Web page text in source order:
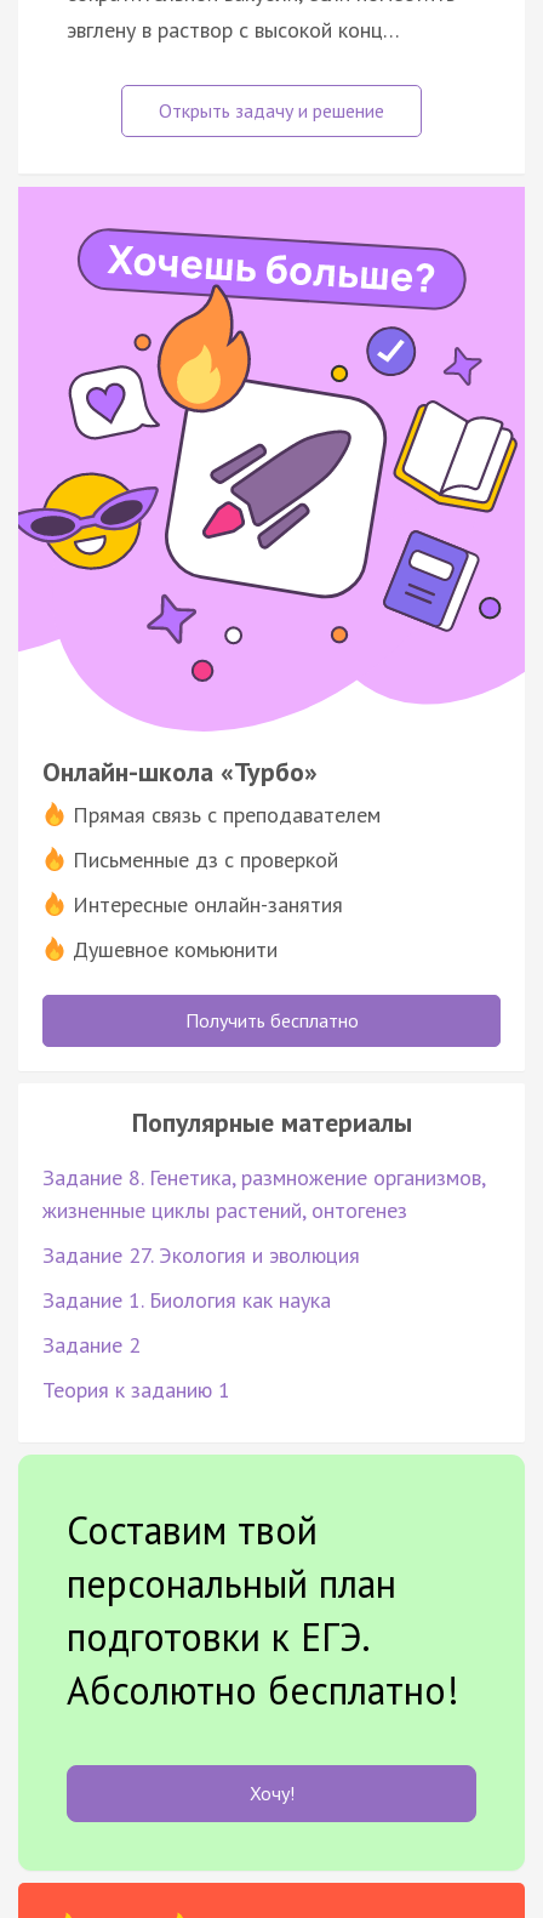
эвглену в раствор с высокой конц…
Онлайн-школа «Турбо»
Прямая связь с преподавателем
Письменные дз с проверкой
Интересные онлайн-занятия
Душевное комьюнити
Получить бесплатно
Популярные материалы
Задание 8. Генетика, размножение организмов,
жизненные циклы растений, онтогенез
Задание 27. Экология и эволюция
Задание 1. Биология как наука
Задание 2
Теория к заданию 1
Составим твой
персональный план
подготовки к ЕГЭ.
Абсолютно бесплатно!
Хочу!